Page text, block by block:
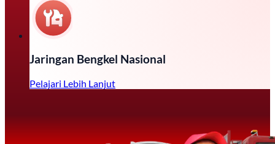
Jaringan Bengkel Nasional
Pelajari Lebih Lanjut